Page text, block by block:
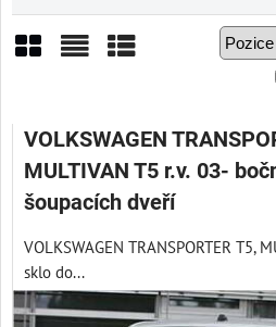
VOLKSWAGEN
MULTIVAN T5 r.v. 03-
šoupacích dveří
VOLKSWAGEN TRANSPORTER T5,
sklo do...